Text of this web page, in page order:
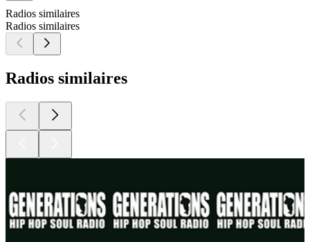
Radios similaires
Radios similaires
Radios similaires